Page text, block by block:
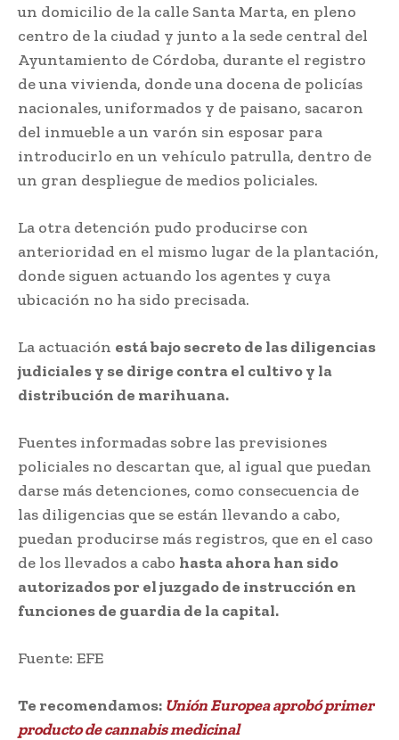
un domicilio de la calle Santa Marta, en pleno
centro de la ciudad y junto a la sede central del
Ayuntamiento de Córdoba, durante el registro
de una vivienda, donde una docena de policías
nacionales, uniformados y de paisano, sacaron
del inmueble a un varón sin esposar para
introducirlo en un vehículo patrulla, dentro de
un gran despliegue de medios policiales.
La otra detención pudo producirse con
anterioridad en el mismo lugar de la plantación,
donde siguen actuando los agentes y cuya
ubicación no ha sido precisada.
La actuación está bajo secreto de las diligencias
judiciales y se dirige contra el cultivo y la
distribución de marihuana.
Fuentes informadas sobre las previsiones
policiales no descartan que, al igual que puedan
darse más detenciones, como consecuencia de
las diligencias que se están llevando a cabo,
puedan producirse más registros, que en el caso
de los llevados a cabo hasta ahora han sido
autorizados por el juzgado de instrucción en
funciones de guardia de la capital.
Fuente: EFE
Te recomendamos: Unión Europea aprobó primer
producto de cannabis medicinal